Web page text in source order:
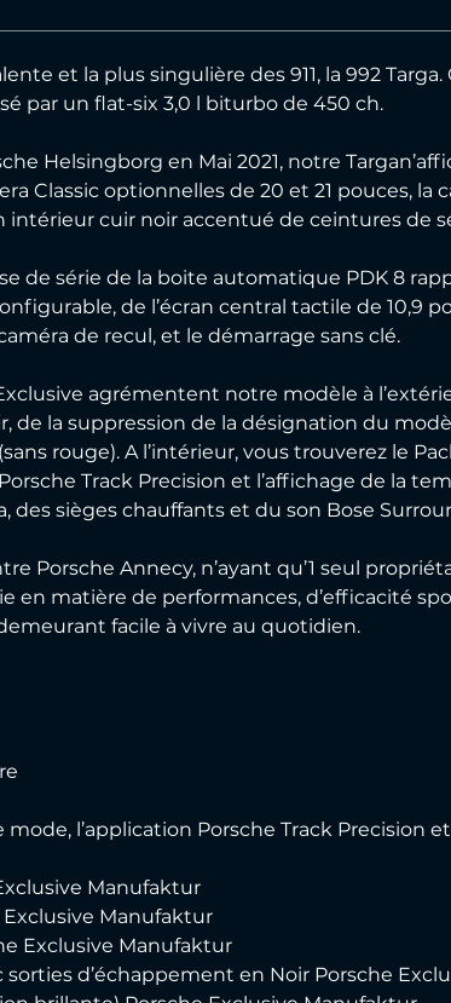
et la plus singulière des 911, la 992
par un flat-six 3,0 l biturbo de 450 ch.
Helsingborg en Mai 2021, notre
Classic optionnelles de 20 et 21 pouces, la
cuir noir accentué de ceintures de
de série de la boite automatique PDK 8
de l’écran central tactile de 10,9
de recul, et le démarrage sans clé.
agrémentent notre modèle à
de la suppression de la désignation du
rouge). A l’intérieur, vous trouverez le
Track Precision et l’affichage de la
des sièges chauffants et du son Bose
Porsche Annecy, n’ayant qu’1 seul
en matière de performances, d’efficacité
facile à vivre au quotidien.
l’application Porsche Track Precision
Manufaktur
Exclusive Manufaktur
Exclusive Manufaktur
d’échappement en Noir Porsche